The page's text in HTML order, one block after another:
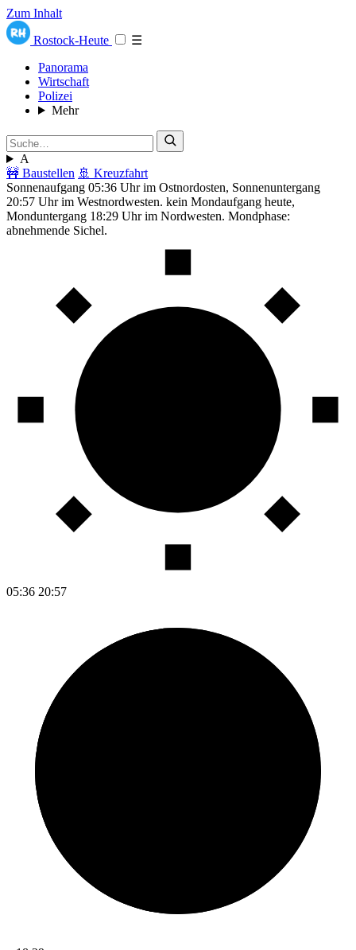
Zum Inhalt
Rostock-Heute
☰
Panorama
Wirtschaft
Polizei
Mehr
A
🚧 Baustellen 🚢 Kreuzfahrt
Sonnenaufgang 05:36 Uhr im Ostnordosten, Sonnenuntergang
20:57 Uhr im Westnordwesten. kein Mondaufgang heute,
Monduntergang 18:29 Uhr im Nordwesten. Mondphase:
abnehmende Sichel.
05:36 20:57